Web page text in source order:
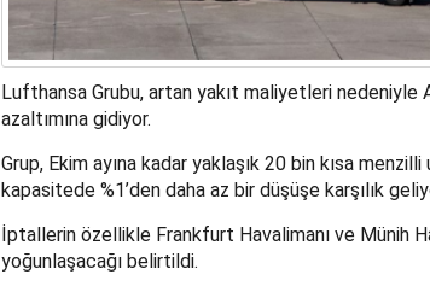
Lufthansa Grubu, artan yakıt maliyetleri nedeniyle
azaltımına gidiyor.
Grup, Ekim ayına kadar yaklaşık 20 bin kısa
kapasitede %1’den daha az bir düşüşe karşılık
İptallerin özellikle Frankfurt Havalimanı ve Münih
yoğunlaşacağı belirtildi.